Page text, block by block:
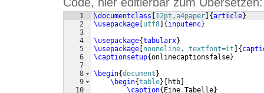
1
2
3
4
5
6
7
8
9
10
\documentclass 12pt,a4paper {article}
\usepackage utf8 { inputenc}
\usepackage{tabularx}
\usepackage nooneline, textfont=it {
\captionsetup{onlinecaptionsfalse}
\begin{document }
\begin{table} htb
\caption{ Eine Tabelle}